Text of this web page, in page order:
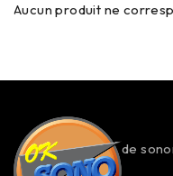
Aucun produit ne
de